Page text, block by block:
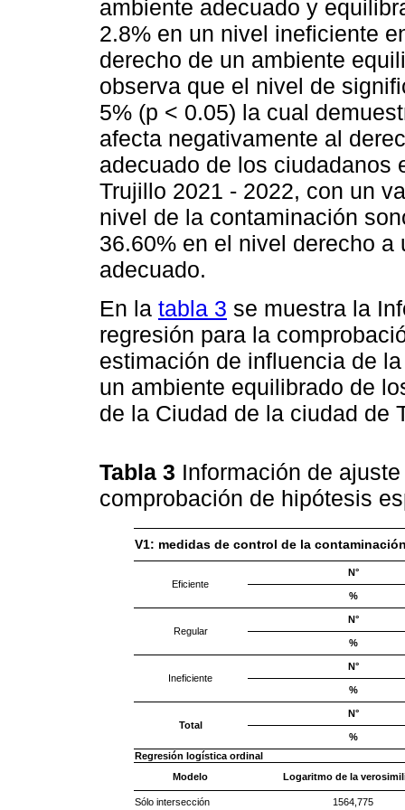
ambiente adecuado y
2.8% en un nivel ineficiente
derecho de un ambiente
observa que el nivel de
5% (p < 0.05) la cual
afecta negativamente al
adecuado de los ciudadanos
Trujillo 2021 - 2022, con un
nivel de la contaminación
36.60% en el nivel derecho
adecuado.
En la tabla 3 se muestra la
regresión para la
estimación de influencia de
un ambiente equilibrado de
de la Ciudad de la ciudad de
Tabla 3 Información de
comprobación de hipótesis
V1: medidas de control de la
Eficiente
N°
%
Regular
N°
%
Ineficiente
N°
%
Total
N°
%
Regresión logística ordinal
Modelo
Logaritmo de la
Sólo intersección
1564,775